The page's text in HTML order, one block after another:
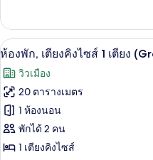
Sofa
Bed)
เกี่ยว
กับ
ห้อง
(King
with
Sofa
Bed)
เปิด
ภาพถ่าย
ทั้งหมด
ของ
ห้อง
พัก,
6
ห้องพัก, เตียงคิงไซส์ 1 เตียง
วิวเมือง
20 ตารางเมตร
1 ห้องนอน
พักได้ 2 คน
1 เตียงคิงไซส์